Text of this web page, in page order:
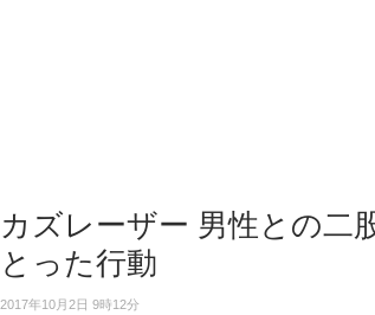
カズレーザー 男性との二
とった行動
2017年10月2日 9時12分